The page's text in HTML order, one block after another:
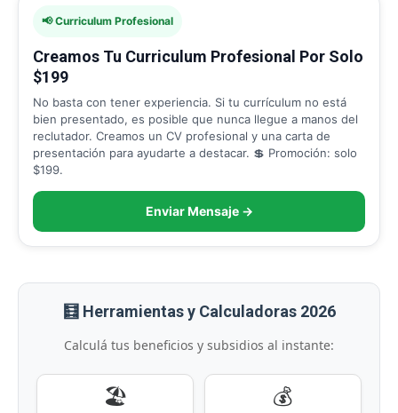
📢 Curriculum Profesional
Creamos Tu Curriculum Profesional Por Solo
$199
No basta con tener experiencia. Si tu currículum no está
bien presentado, es posible que nunca llegue a manos del
reclutador. Creamos un CV profesional y una carta de
presentación para ayudarte a destacar. 💲 Promoción: solo
$199.
Enviar Mensaje →
🧮 Herramientas y Calculadoras 2026
Calculá tus beneficios y subsidios al instante:
🏖️ 💰